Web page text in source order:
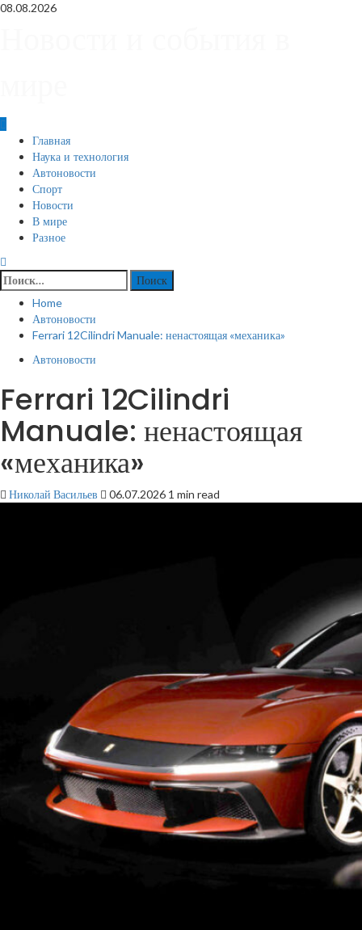
Skip
08.08.2026
Primary
Menu
Главная
Наука и технология
Автоновости
Спорт
Новости
В мире
Разное
Найти:
Home
Автоновости
Ferrari 12Cilindri Manuale: ненастоящая «механика»
Автоновости
Ferrari 12Cilindri
Manuale: ненастоящая
«механика»
Николай Васильев 06.07.2026 1 min read